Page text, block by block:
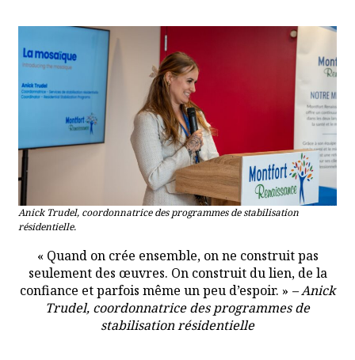
Anick Trudel, coordonnatrice des programmes de stabilisation
résidentielle.
« Quand on crée ensemble, on ne construit pas
seulement des œuvres. On construit du lien, de la
confiance et parfois même un peu d’espoir. » – Anick
Trudel, coordonnatrice des programmes de
stabilisation résidentielle